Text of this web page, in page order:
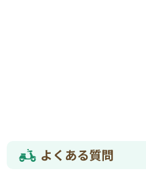
よくある質問